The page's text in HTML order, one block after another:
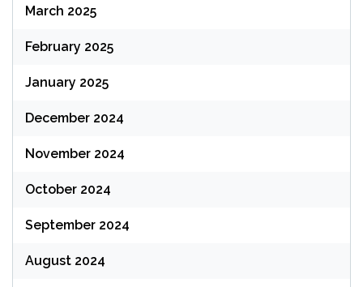
March 2025
February 2025
January 2025
December 2024
November 2024
October 2024
September 2024
August 2024